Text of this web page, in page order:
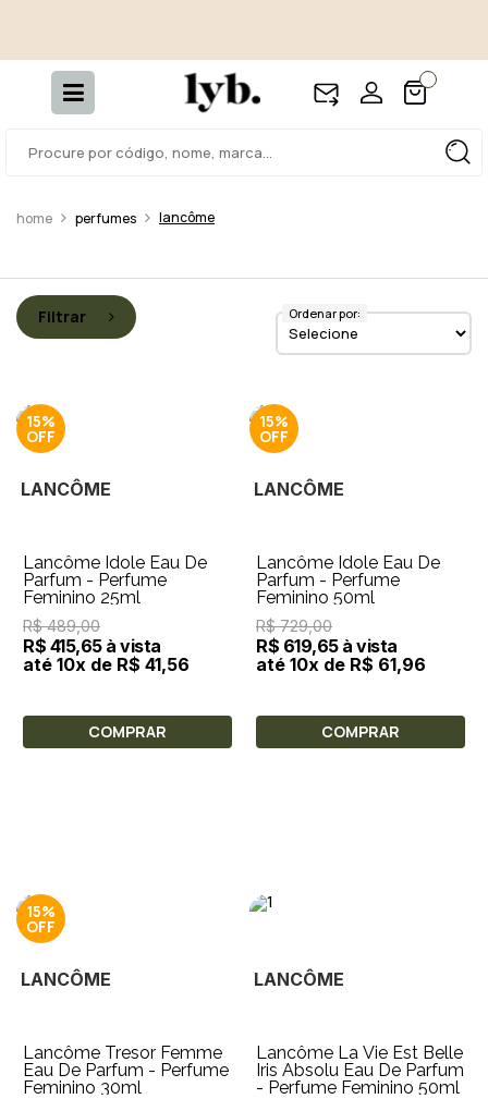
perfumes lancôme
Filtrar Ordenar por:
15%
LANCÔME
Lancôme Idole Eau De
Parfum - Perfume
Feminino 25ml
R$ 489,00
R$ 415,65 à vista
até 10x de R$ 41,56
COMPRAR
15%
LANCÔME
Lancôme Idole Eau De
Parfum - Perfume
Feminino 50ml
R$ 729,00
R$ 619,65 à vista
até 10x de R$ 61,96
COMPRAR
15%
LANCÔME
Lancôme Tresor Femme
Eau De Parfum - Perfume
Feminino 30ml
LANCÔME
Lancôme La Vie Est Belle
Iris Absolu Eau De Parfum
- Perfume Feminino 50ml